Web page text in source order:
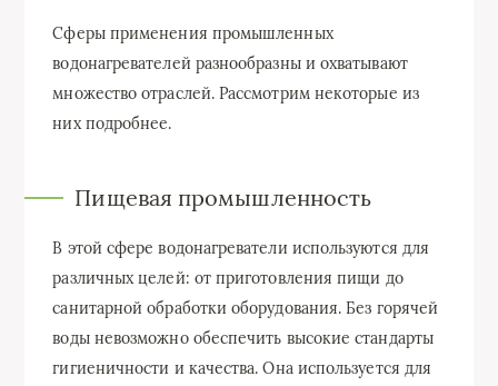
Сферы применения промышленных
водонагревателей разнообразны и охватывают
множество отраслей. Рассмотрим некоторые из
них подробнее.
Пищевая промышленность
В этой сфере водонагреватели используются для
различных целей: от приготовления пищи до
санитарной обработки оборудования. Без горячей
воды невозможно обеспечить высокие стандарты
гигиеничности и качества. Она используется для